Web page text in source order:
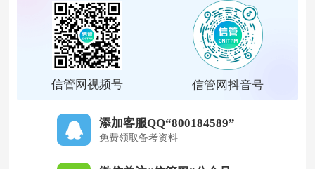
信管网视频号 信管网抖音号
添加客服QQ“800184589”
免费领取备考资料